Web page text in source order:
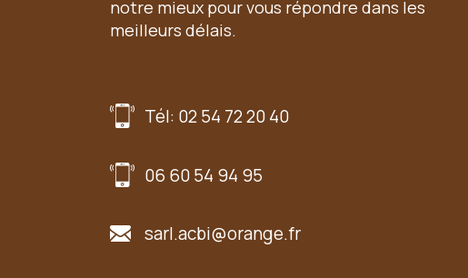
notre mieux pour vous répondre dans les
meilleurs délais.
Tél: 02 54 72 20 40
06 60 54 94 95
sarl.acbi@orange.fr